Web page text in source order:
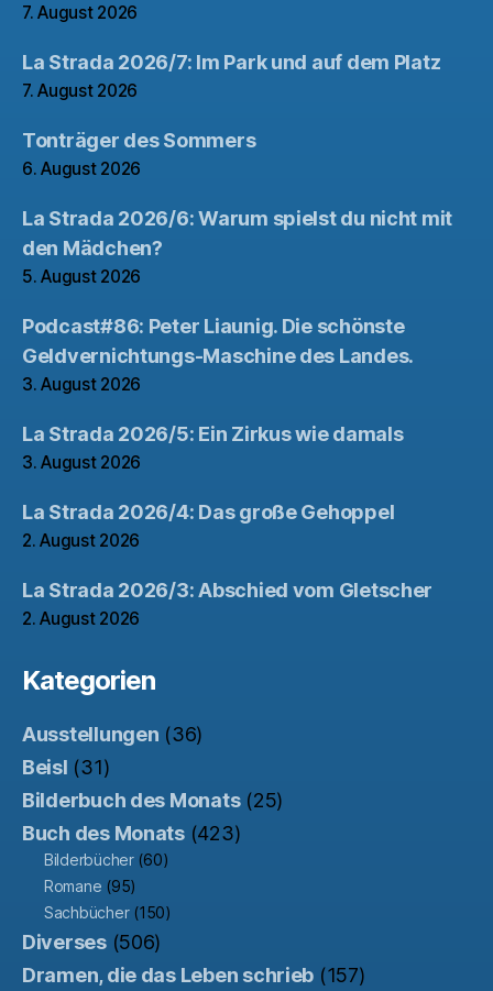
7. August 2026
La Strada 2026/7: Im Park und auf dem Platz
7. August 2026
Tonträger des Sommers
6. August 2026
La Strada 2026/6: Warum spielst du nicht mit
den Mädchen?
5. August 2026
Podcast#86: Peter Liaunig. Die schönste
Geldvernichtungs-Maschine des Landes.
3. August 2026
La Strada 2026/5: Ein Zirkus wie damals
3. August 2026
La Strada 2026/4: Das große Gehoppel
2. August 2026
La Strada 2026/3: Abschied vom Gletscher
2. August 2026
Kategorien
Ausstellungen (36)
Beisl (31)
Bilderbuch des Monats(25)
Buch des Monats(423)
Bilderbücher(60)
Romane (95)
Sachbücher(150)
Diverses(506)
Dramen, die das Leben schrieb (157)